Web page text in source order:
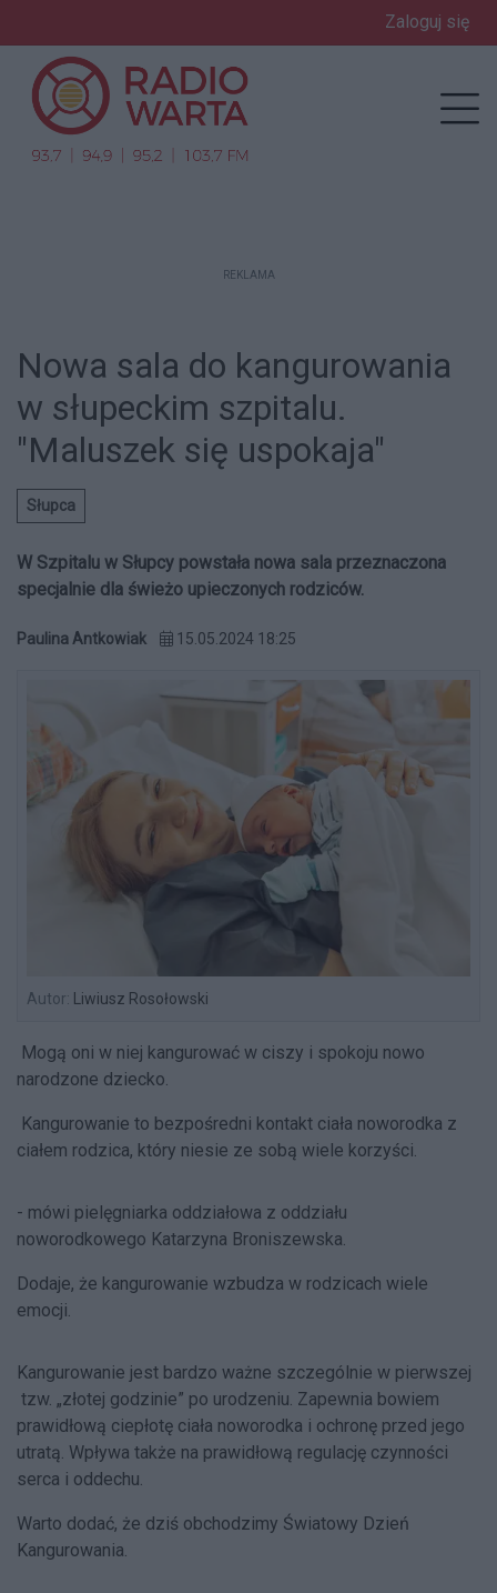
Zaloguj się
REKLAMA
Nowa sala do kangurowania
w słupeckim szpitalu.
"Maluszek się uspokaja"
Słupca
W Szpitalu w Słupcy powstała nowa sala przeznaczona
specjalnie dla świeżo upieczonych rodziców.
Paulina Antkowiak 15.05.2024 18:25
Autor: Liwiusz Rosołowski
Mogą oni w niej kangurować w ciszy i spokoju nowo
narodzone dziecko.
Kangurowanie to bezpośredni kontakt ciała noworodka z
ciałem rodzica, który niesie ze sobą wiele korzyści.
- mówi pielęgniarka oddziałowa z oddziału
noworodkowego Katarzyna Broniszewska.
Dodaje, że kangurowanie wzbudza w rodzicach wiele
emocji.
Kangurowanie jest bardzo ważne szczególnie w pierwszej
tzw. „złotej godzinie” po urodzeniu. Zapewnia bowiem
prawidłową ciepłotę ciała noworodka i ochronę przed jego
utratą. Wpływa także na prawidłową regulację czynności
serca i oddechu.
Warto dodać, że dziś obchodzimy Światowy Dzień
Kangurowania.